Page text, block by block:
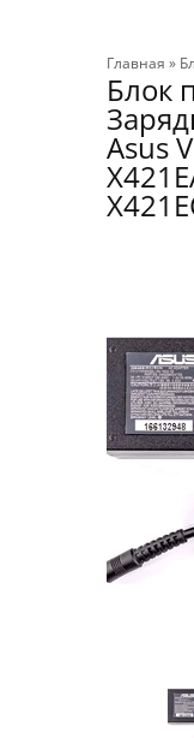
Главная »
Блок
Asus